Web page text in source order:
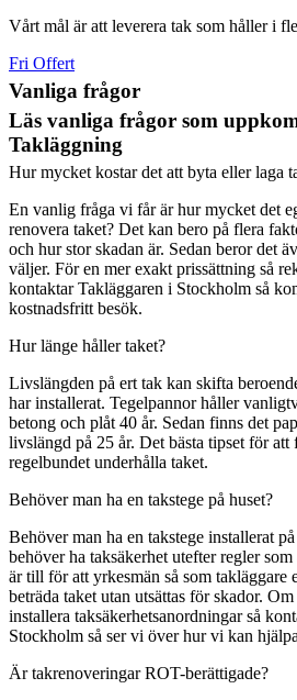
Vårt mål är att leverera tak som håller i
Fri Offert
Vanliga frågor
Läs vanliga frågor som
Takläggning
Hur mycket kostar det att byta eller laga
En vanlig fråga vi får är hur mycket det
renovera taket? Det kan bero på flera
och hur stor skadan är. Sedan beror det
väljer. För en mer exakt prissättning så
kontaktar Takläggaren i Stockholm så
kostnadsfritt besök.
Hur länge håller taket?
Livslängden på ert tak kan skifta
har installerat. Tegelpannor håller
betong och plåt 40 år. Sedan finns det
livslängd på 25 år. Det bästa tipset för att
regelbundet underhålla taket.
Behöver man ha en takstege på huset?
Behöver man ha en takstege installerat
behöver ha taksäkerhet utefter regler
är till för att yrkesmän så som takläggare
beträda taket utan utsättas för skador.
installera taksäkerhetsanordningar så
Stockholm så ser vi över hur vi kan
Är takrenoveringar ROT-berättigade?